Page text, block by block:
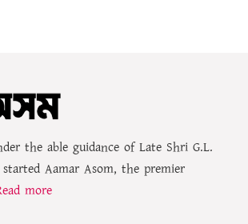
the able guidance of Late Shri G.L.
Aamar Asom, the premier
more